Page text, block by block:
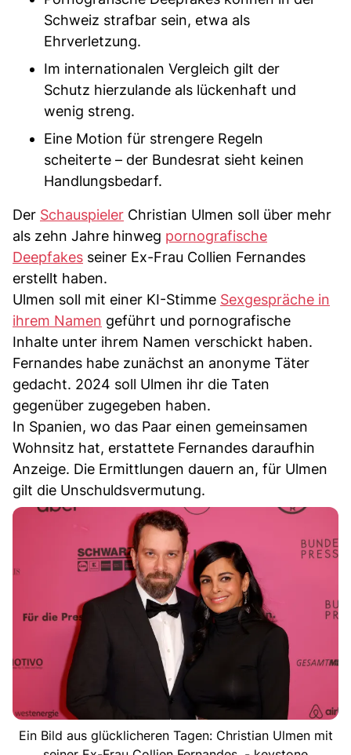
Schweiz strafbar sein, etwa als
Ehrverletzung.
Im internationalen Vergleich gilt der
Schutz hierzulande als lückenhaft und
wenig streng.
Eine Motion für strengere Regeln
scheiterte – der Bundesrat sieht keinen
Handlungsbedarf.
Der Schauspieler Christian Ulmen soll über mehr
als zehn Jahre hinweg pornografische
Deepfakes seiner Ex-Frau Collien Fernandes
erstellt haben.
Ulmen soll mit einer KI-Stimme Sexgespräche in
ihrem Namen geführt und pornografische
Inhalte unter ihrem Namen verschickt haben.
Fernandes habe zunächst an anonyme Täter
gedacht. 2024 soll Ulmen ihr die Taten
gegenüber zugegeben haben.
In Spanien, wo das Paar einen gemeinsamen
Wohnsitz hat, erstattete Fernandes daraufhin
Anzeige. Die Ermittlungen dauern an, für Ulmen
gilt die Unschuldsvermutung.
Ein Bild aus glücklicheren Tagen: Christian Ulmen mit